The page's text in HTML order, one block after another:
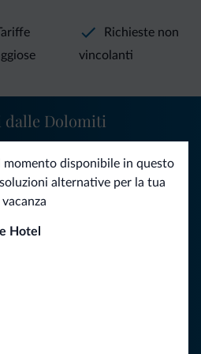
momento disponibile in questo
alternative per la tua
vacanza
Hotel
Richieste non
vincolanti
dalle Dolomiti
nelle Dolomiti.
NEWSLETTER